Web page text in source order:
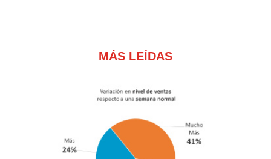
MÁS LEÍDAS